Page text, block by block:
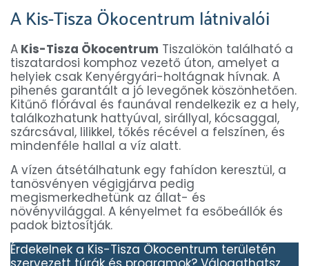
A Kis-Tisza Ökocentrum látnivalói
A Kis-Tisza Ökocentrum Tiszalökön található a
tiszatardosi komphoz vezető úton, amelyet a
helyiek csak Kenyérgyári-holtágnak hívnak. A
pihenés garantált a jó levegőnek köszönhetően.
Kitűnő flórával és faunával rendelkezik ez a hely,
találkozhatunk hattyúval, sirállyal, kócsaggal,
szárcsával, lilikkel, tőkés récével a felszínen, és
mindenféle hallal a víz alatt.
A vízen átsétálhatunk egy fahídon keresztül, a
tanösvényen végigjárva pedig
megismerkedhetünk az állat- és
növényvilággal. A kényelmet fa esőbeállók és
padok biztosítják.
Érdekelnek a Kis-Tisza Ökocentrum területén